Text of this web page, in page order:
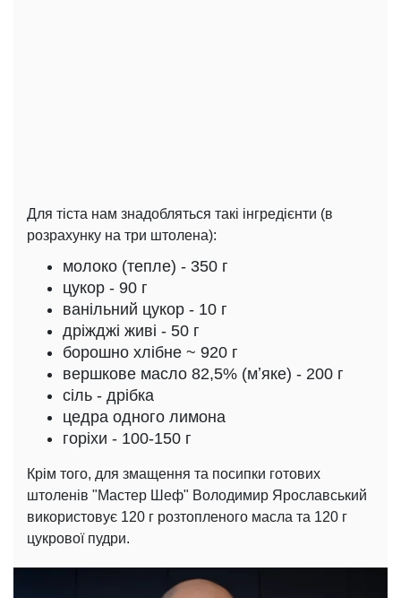
Для тіста нам знадобляться такі інгредієнти (в
розрахунку на три штолена):
молоко (тепле) - 350 г
цукор - 90 г
ванільний цукор - 10 г
дріжджі живі - 50 г
борошно хлібне ~ 920 г
вершкове масло 82,5% (мʼяке) - 200 г
сіль - дрібка
цедра одного лимона
горіхи - 100-150 г
Крім того, для змащення та посипки готових
штоленів "Мастер Шеф" Володимир Ярославський
використовує 120 г розтопленого масла та 120 г
цукрової пудри.